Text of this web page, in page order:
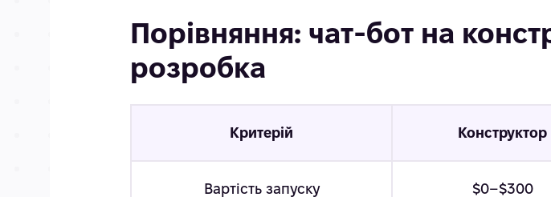
Порівняння: чат-бот на
розробка
Критерій Конструктор
Вартість запуску $0–$300